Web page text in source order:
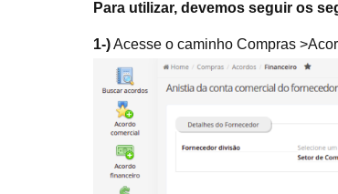
Para utilizar, devemos seguir os
1-)Acesse o caminho Compras